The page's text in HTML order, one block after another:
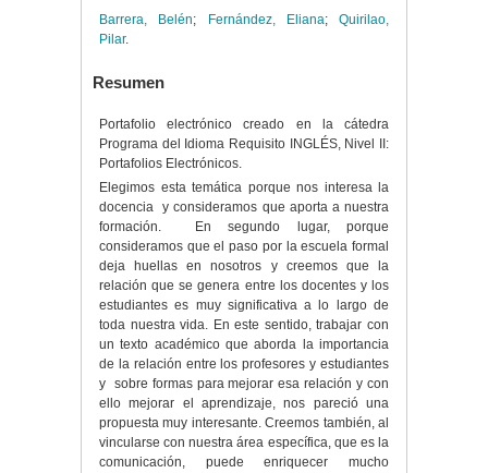
Barrera, Belén; Fernández, Eliana; Quirilao,
Pilar.
Resumen
Portafolio electrónico creado en la cátedra
Programa del Idioma Requisito INGLÉS, Nivel II:
Portafolios Electrónicos.
Elegimos esta temática porque nos interesa la
docencia y consideramos que aporta a nuestra
formación. En segundo lugar, porque
consideramos que el paso por la escuela formal
deja huellas en nosotros y creemos que la
relación que se genera entre los docentes y los
estudiantes es muy significativa a lo largo de
toda nuestra vida. En este sentido, trabajar con
un texto académico que aborda la importancia
de la relación entre los profesores y estudiantes
y sobre formas para mejorar esa relación y con
ello mejorar el aprendizaje, nos pareció una
propuesta muy interesante. Creemos también, al
vincularse con nuestra área específica, que es la
comunicación, puede enriquecer mucho